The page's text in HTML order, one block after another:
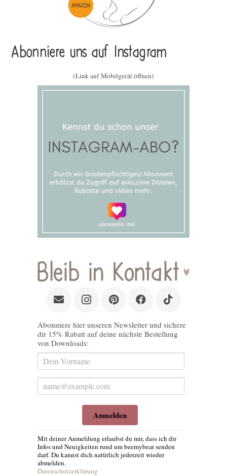
Abonniere uns auf Instagram
(Link auf Mobilgerät öffnen)
Abonniere hier unseren Newsletter und sichere
dir 15% Rabatt auf deine nächste Bestellung
von Downloads:
Anmelden
Mit deiner Anmeldung erlaubst du mir, dass ich dir
Infos und Neuigkeiten rund um beemybear senden
darf. Du kannst dich natürlich jederzeit wieder
abmelden.
Datenschutzerklärung